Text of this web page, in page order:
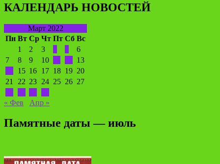
КАЛЕНДАРЬ НОВОСТЕЙ
Март 2022
Пн Вт Ср Чт Пт Сб Вс
1
2 3
6
7
8 9 10
13
15 16 17 18 19 20
21
22 23 24 25 26 27
« Фев
Апр »
Памятные даты — июль